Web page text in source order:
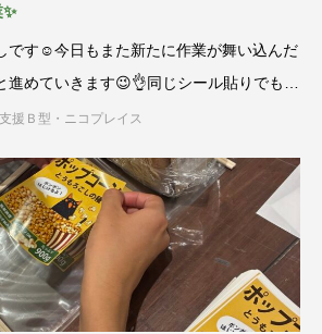
です☺️今日もまた新たに作業が舞い込んだ
めていきます😉👌同じシール貼りでも柄
支援Ｂ型・ニコプレイス